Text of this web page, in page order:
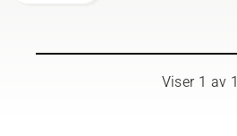
kvalifiserte
Viser 1 av 1